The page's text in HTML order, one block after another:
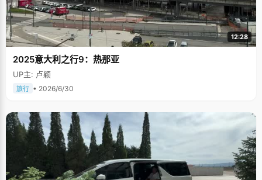
12:28
2025意大利之行9：热那亚
UP主: 卢颖
旅行 • 2026/6/30